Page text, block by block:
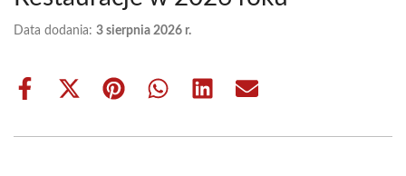
Data dodania: 3 sierpnia 2026 r.
Share
Share
(Twitter)
Share Share Share Share